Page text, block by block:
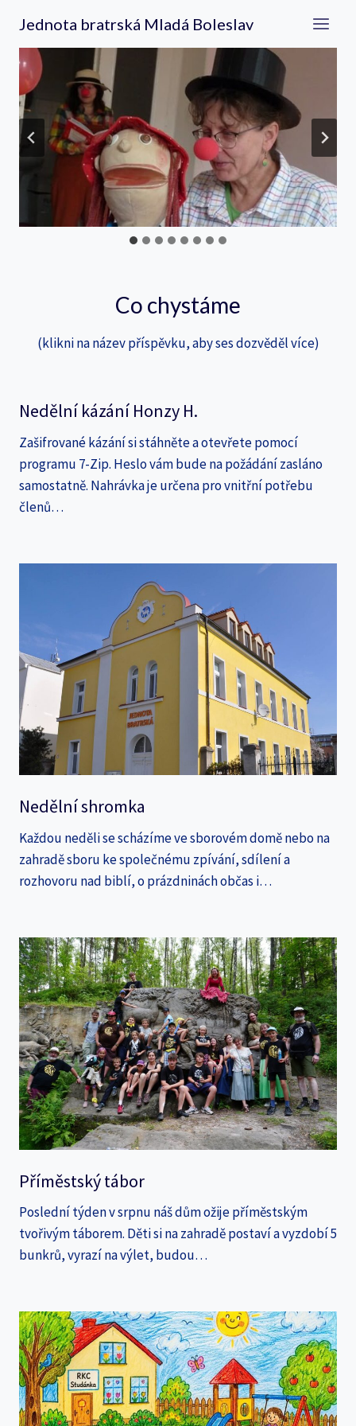
obsah
Jednota bratrská Mladá Boleslav
Co chystáme
(klikni na název příspěvku, aby ses dozvěděl více)
Nedělní kázání Honzy H.
Zašifrované kázání si stáhněte a otevřete pomocí
programu 7-Zip. Heslo vám bude na požádání zasláno
samostatně. Nahrávka je určena pro vnitřní potřebu
členů…
Nedělní shromka
Každou neděli se scházíme ve sborovém domě nebo na
zahradě sboru ke společnému zpívání, sdílení a
rozhovoru nad biblí, o prázdninách občas i…
Příměstský tábor
Poslední týden v srpnu náš dům ožije příměstským
tvořivým táborem. Děti si na zahradě postaví a vyzdobí 5
bunkrů, vyrazí na výlet, budou…